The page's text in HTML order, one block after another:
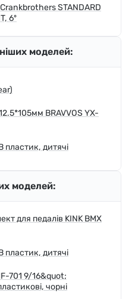
STANDARD
6º
моделей:
BRAVVOS YX-
пластик, дитячі
моделей:
для педалів KINK BMX
пластик, дитячі
701 9/16&quot;
чорні